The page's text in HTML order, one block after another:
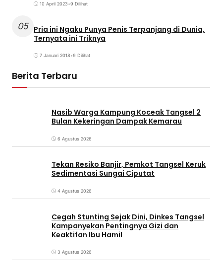
10 April 2023•9 Dilihat
05 Pria ini Ngaku Punya Penis Terpanjang di Dunia,
Ternyata ini Triknya
7 Januari 2018•9 Dilihat
Berita Terbaru
Nasib Warga Kampung Koceak Tangsel 2
Bulan Kekeringan Dampak Kemarau
6 Agustus 2026
Tekan Resiko Banjir, Pemkot Tangsel Keruk
Sedimentasi Sungai Ciputat
4 Agustus 2026
Cegah Stunting Sejak Dini, Dinkes Tangsel
Kampanyekan Pentingnya Gizi dan
Keaktifan Ibu Hamil
3 Agustus 2026